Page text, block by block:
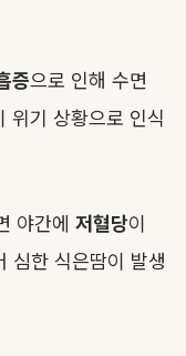
증으로 인해 수면
위기 상황으로 인식
야간에 저혈당이
심한 식은땀이 발생